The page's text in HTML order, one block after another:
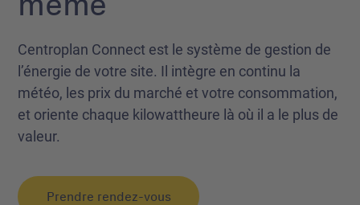
Centroplan Connect est le système de gestion de
l’énergie de votre site. Il intègre en continu la
météo, les prix du marché et votre consommation,
et oriente chaque kilowattheure là où il a le plus de
valeur.
Prendre rendez-vous